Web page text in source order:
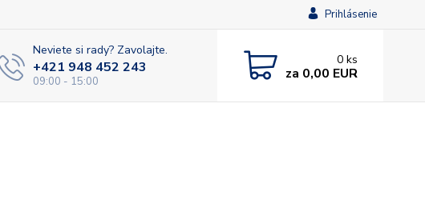
Prihlásenie
Neviete si rady? Zavolajte.
+421 948 452 243
09:00 - 15:00
0 ks
za 0,00 EUR